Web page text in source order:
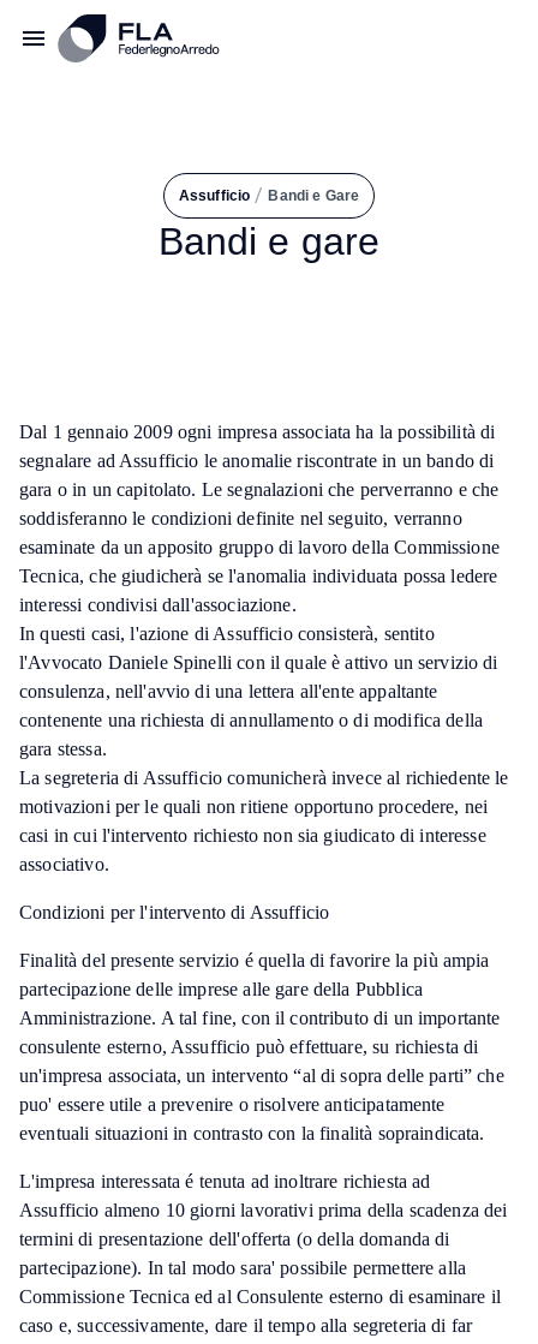
Assufficio / Bandi e Gare
Bandi e gare
Dal 1 gennaio 2009 ogni impresa associata ha la possibilità di
segnalare ad Assufficio le anomalie riscontrate in un bando di
gara o in un capitolato. Le segnalazioni che perverranno e che
soddisferanno le condizioni definite nel seguito, verranno
esaminate da un apposito gruppo di lavoro della Commissione
Tecnica, che giudicherà se l'anomalia individuata possa ledere
interessi condivisi dall'associazione.
In questi casi, l'azione di Assufficio consisterà, sentito
l'Avvocato Daniele Spinelli con il quale è attivo un servizio di
consulenza, nell'avvio di una lettera all'ente appaltante
contenente una richiesta di annullamento o di modifica della
gara stessa.
La segreteria di Assufficio comunicherà invece al richiedente le
motivazioni per le quali non ritiene opportuno procedere, nei
casi in cui l'intervento richiesto non sia giudicato di interesse
associativo.
Condizioni per l'intervento di Assufficio
Finalità del presente servizio é quella di favorire la più ampia
partecipazione delle imprese alle gare della Pubblica
Amministrazione. A tal fine, con il contributo di un importante
consulente esterno, Assufficio può effettuare, su richiesta di
un'impresa associata, un intervento “al di sopra delle parti” che
puo' essere utile a prevenire o risolvere anticipatamente
eventuali situazioni in contrasto con la finalità sopraindicata.
L'impresa interessata é tenuta ad inoltrare richiesta ad
Assufficio almeno 10 giorni lavorativi prima della scadenza dei
termini di presentazione dell'offerta (o della domanda di
partecipazione). In tal modo sara' possibile permettere alla
Commissione Tecnica ed al Consulente esterno di esaminare il
caso e, successivamente, dare il tempo alla segreteria di far